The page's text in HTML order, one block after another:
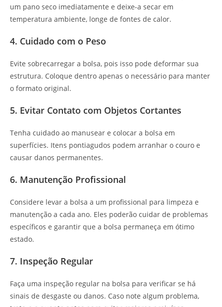
um pano seco imediatamente e deixe-a secar em
temperatura ambiente, longe de fontes de calor.
4. Cuidado com o Peso
Evite sobrecarregar a bolsa, pois isso pode deformar sua
estrutura. Coloque dentro apenas o necessário para manter
o formato original.
5. Evitar Contato com Objetos Cortantes
Tenha cuidado ao manusear e colocar a bolsa em
superfícies. Itens pontiagudos podem arranhar o couro e
causar danos permanentes.
6. Manutenção Profissional
Considere levar a bolsa a um profissional para limpeza e
manutenção a cada ano. Eles poderão cuidar de problemas
específicos e garantir que a bolsa permaneça em ótimo
estado.
7. Inspeção Regular
Faça uma inspeção regular na bolsa para verificar se há
sinais de desgaste ou danos. Caso note algum problema,